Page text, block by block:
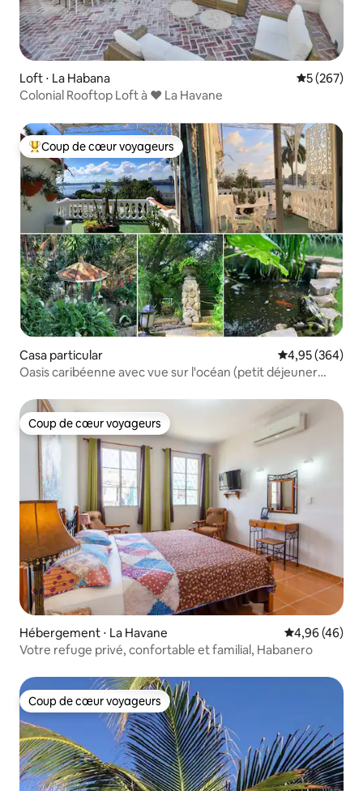
Loft ⋅ La Habana Évaluation
5 (267)
Colonial Rooftop Loft à ❤️ La Havane
Coups de cœur voyageurs les plus appréciés
Coup de cœur voyageurs
Casa particular Évaluation
4,95 (364)
Oasis caribéenne avec vue sur l'océan (petit déjeuner
Coup de cœur voyageurs
Coup de cœur voyageurs
Hébergement ⋅ La Havane Évaluation
4,96 (46)
Votre refuge privé, confortable et familial, Habanero
Coup de cœur voyageurs
Coup de cœur voyageurs